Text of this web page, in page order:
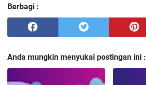
Berbagi :
Anda mungkin menyukai postingan ini :